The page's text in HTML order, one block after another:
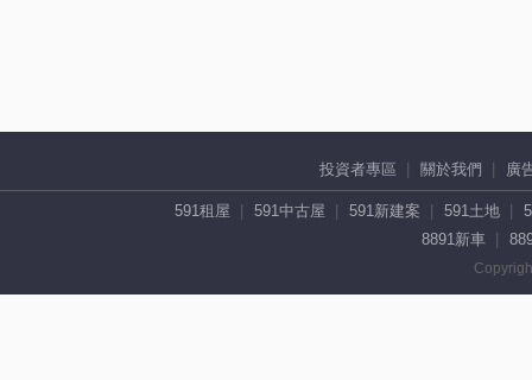
投資者專區 關於我們 廣
591租屋 591中古屋 591新建案 591土地
8891新車